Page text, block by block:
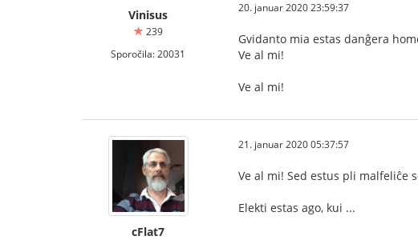
Vinisus
239
Sporočila: 20031
20. januar 2020 23:59:37
Gvidanto mia estas danĝera
Ve al mi!
Ve al mi!
cFlat7
21. januar 2020 05:37:57
Ve al mi! Sed estus pli malfeliĉe
Elekti estas ago, kui ...